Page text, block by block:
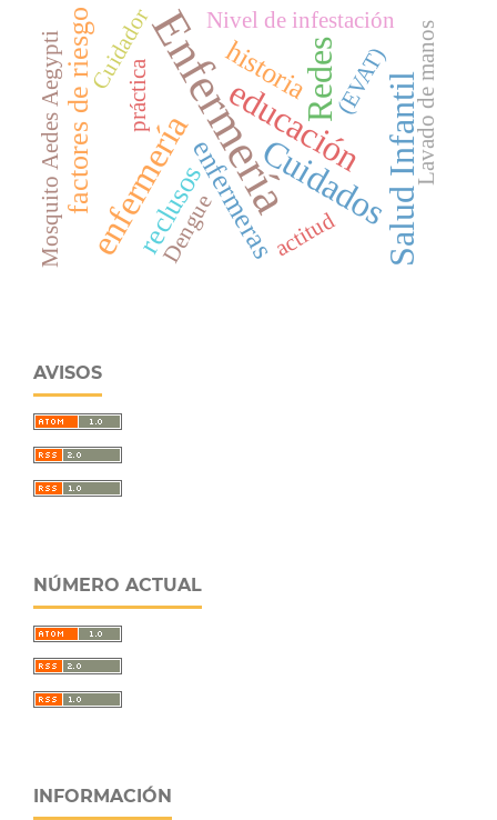
Enfermería
enfermería educación
Redes
CuidadosSalud Infantil
factores de riesgo historia
enfermeras
reclusos
Dengue
Mosquito Aedes Aegypti
Nivel de infestación
práctica
actitud
(EVAT)
Cuidador Lavado de manos
AVISOS
NÚMERO ACTUAL
INFORMACIÓN